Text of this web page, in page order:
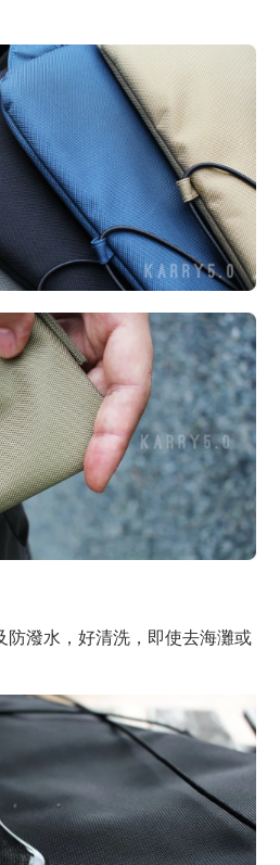
防潑水，好清洗，即使去海灘或